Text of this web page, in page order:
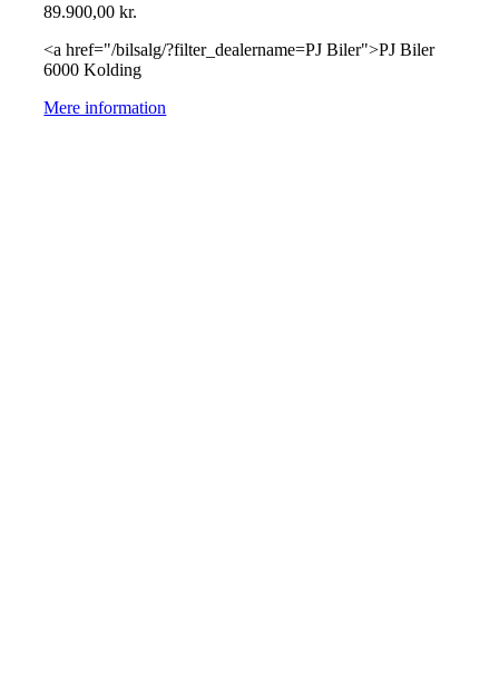
89.900,00kr.
<a href="/bilsalg/?filter_dealername=PJ Biler">PJ Biler
6000 Kolding
Mere information